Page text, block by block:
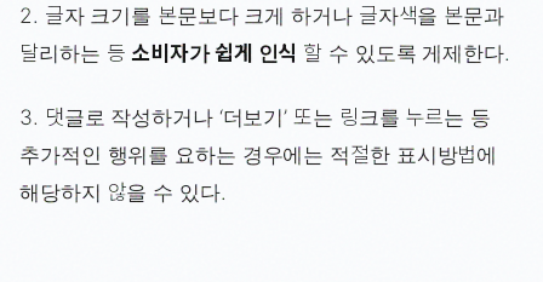
2. 글자 크기를 본문보다 크게 하거나 글자색을 본문과
달리하는 등소비자가 쉽게 인식 할 수 있도록 게제한다.
3. 댓글로 작성하거나 ‘더보기’ 또는 링크를 누르는 등
추가적인 행위를 요하는 경우에는 적절한 표시방법에
해당하지 않을 수 있다.